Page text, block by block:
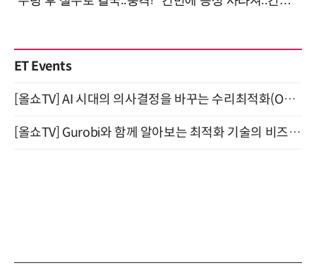
ET Events
[올쇼TV] AI 시대의 의사결정을 바꾸는 수리최적화(Optimization) 소개 (8/20 생방송)
[올쇼TV] Gurobi와 함께 알아보는 최적화 기술의 비즈니스 활용 (8월 20일 생방송)